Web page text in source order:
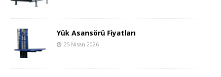
Yük Asansörü Fiyatları
25 Nisan 2026